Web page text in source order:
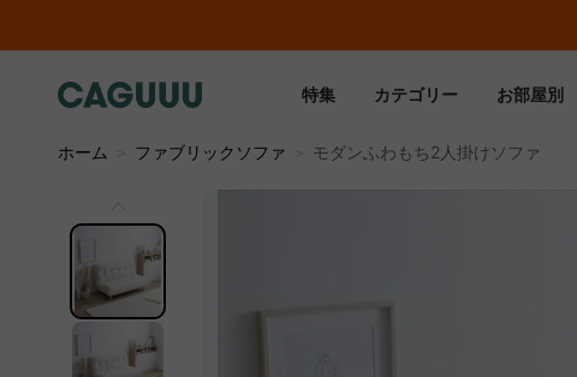
特集 カテゴリー お部屋別
ホーム
ファブリックソファ モダンふわもち2人掛けソファ